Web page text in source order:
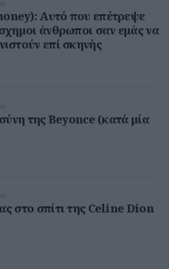
Αυτό που επέτρεψε
άνθρωποι σαν εμάς να
επί σκηνής
της Beyonce (κατά μία
στο σπίτι της Celine Dion